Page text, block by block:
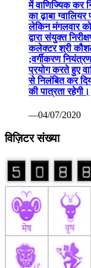
में वाणिज्यिक कर
का ढ़ाबा
लेकिन मंगलवार
द्वारा संयुक्त
कलेक्टर श्री
;वर्गीकरण
प्रयोग करते हुए
से निलंबित कर
की पात्रता रहेगी।
—04/07/2020
विज़िटर संख्या